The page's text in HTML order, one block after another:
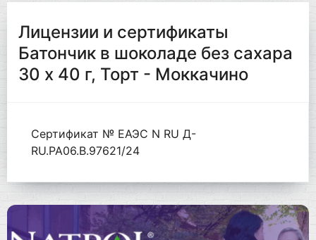
Лицензии и сертификаты
Батончик в шоколаде без сахара
30 x 40 г, Торт - Моккачино
Сертификат № ЕАЭС N RU Д-
RU.РА06.В.97621/24